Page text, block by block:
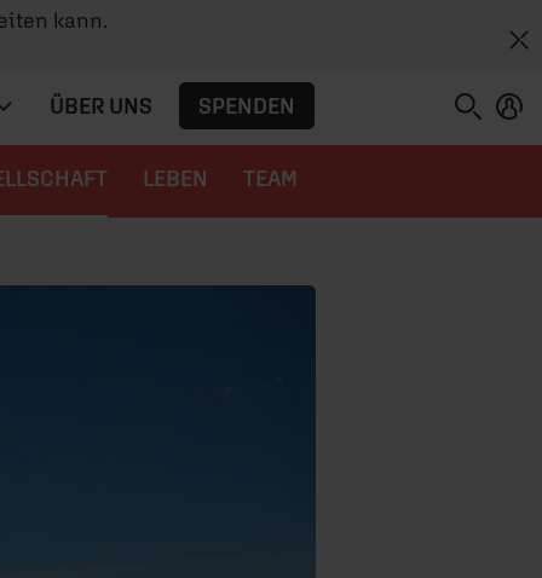
kann.
ÜBER UNS SPENDEN
LEBEN TEAM